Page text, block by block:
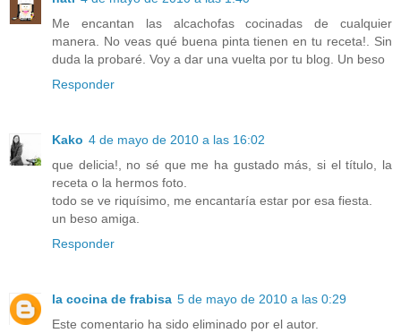
Me encantan las alcachofas cocinadas de cualquier
manera. No veas qué buena pinta tienen en tu receta!. Sin
duda la probaré. Voy a dar una vuelta por tu blog. Un beso
Responder
Kako 4 de mayo de 2010 a las 16:02
que delicia!, no sé que me ha gustado más, si el título, la
receta o la hermos foto.
todo se ve riquísimo, me encantaría estar por esa fiesta.
un beso amiga.
Responder
la cocina de frabisa 5 de mayo de 2010 a las 0:29
Este comentario ha sido eliminado por el autor.